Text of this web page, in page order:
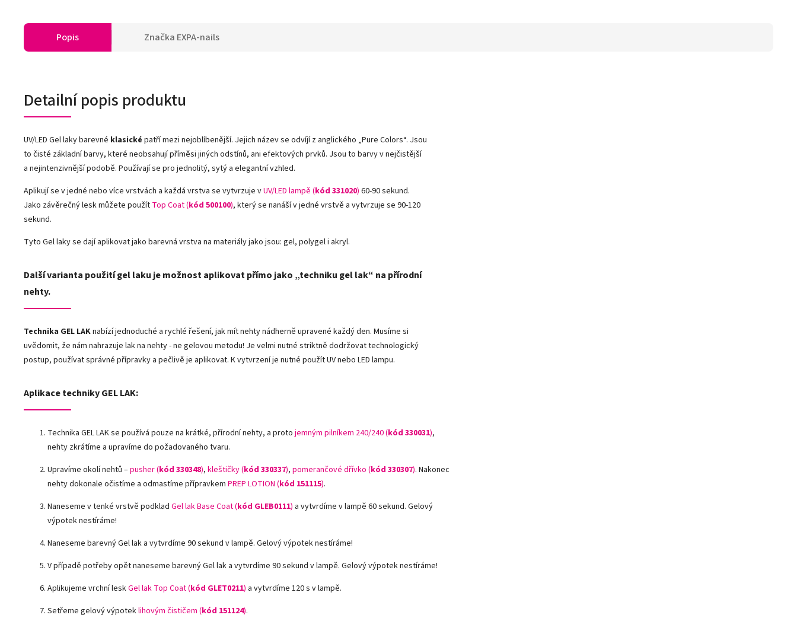
Popis Značka EXPA-nails
Detailní popis produktu
UV/LED Gel laky barevné klasické patří mezi nejoblíbenější. Jejich název se odvíjí z anglického „Pure Colors“. Jsou
to čisté základní barvy, které neobsahují příměsi jiných odstínů, ani efektových prvků. Jsou to barvy v nejčistější
a nejintenzivnější podobě. Používají se pro jednolitý, sytý a elegantní vzhled.
Aplikují se v jedné nebo více vrstvách a každá vrstva se vytvrzuje vUV/LED lampě (kód 331020) 60-90 sekund.
Jako závěrečný lesk můžete použít Top Coat (kód 500100), který se nanáší v jedné vrstvě a vytvrzuje se 90-120
sekund.
Tyto Gel laky se dají aplikovat jako barevná vrstva na materiály jako jsou: gel, polygel i akryl.
Další varianta použití gel laku je možnost aplikovat přímo jako „techniku gel lak“ na přírodní
nehty.
Technika GEL LAKnabízí jednoduché a rychlé řešení, jak mít nehty nádherně upravené každý den. Musíme si
uvědomit, že nám nahrazuje lak na nehty - ne gelovou metodu! Je velmi nutné striktně dodržovat technologický
postup, používat správné přípravky a pečlivě je aplikovat. K vytvrzení je nutné použít UV nebo LED lampu.
Aplikace techniky GEL LAK:
Technika GEL LAK se používá pouze na krátké, přírodní nehty, a proto jemným pilníkem 240/240 (kód 330031),
nehty zkrátíme a upravíme do požadovaného tvaru.
Upravíme okolí nehtů –pusher (kód 330348), kleštičky (kód 330337), pomerančové dřívko (kód 330307). Nakonec
nehty dokonale očistíme a odmastíme přípravkem PREP LOTION (kód 151115).
Naneseme v tenké vrstvě podklad Gel lak Base Coat (kód GLEB0111) a vytvrdíme v lampě 60 sekund. Gelový
výpotek nestíráme!
Naneseme barevný Gel lak a vytvrdíme 90 sekund v lampě. Gelový výpotek nestíráme!
V případě potřeby opět naneseme barevný Gel lak a vytvrdíme 90 sekund v lampě. Gelový výpotek nestíráme!
Aplikujeme vrchní leskGel lak Top Coat (kód GLET0211) a vytvrdíme 120 s v lampě.
Setřeme gelový výpoteklihovým čističem (kód 151124).